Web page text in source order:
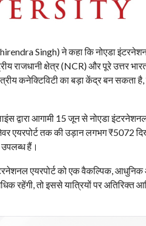
Singh) ने कहा कि नोएडा
राजधानी क्षेत्र (NCR) और पूरे उत्तर
कनेक्टिविटी का बड़ा केंद्र बन
द्वारा आगामी 15 जून से नोएडा
एयरपोर्ट तक की उड़ान लगभग ₹5072
हैं।
एयरपोर्ट को एक वैकल्पिक,
रहेंगी, तो इससे यात्रियों पर अतिरिक्त